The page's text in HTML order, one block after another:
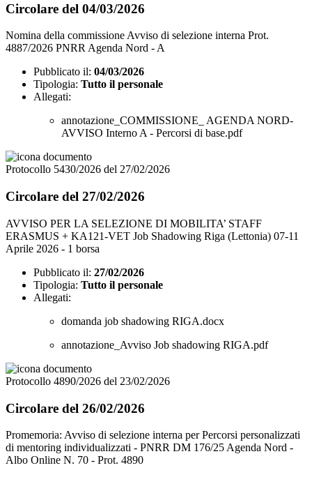
Circolare del 04/03/2026
Nomina della commissione Avviso di selezione interna Prot.
4887/2026 PNRR Agenda Nord - A
Pubblicato il: 04/03/2026
Tipologia: Tutto il personale
Allegati:
annotazione_COMMISSIONE_ AGENDA NORD-
AVVISO Interno A - Percorsi di base.pdf
Protocollo 5430/2026 del 27/02/2026
Circolare del 27/02/2026
AVVISO PER LA SELEZIONE DI MOBILITA’ STAFF
ERASMUS + KA121-VET Job Shadowing Riga (Lettonia) 07-11
Aprile 2026 - 1 borsa
Pubblicato il: 27/02/2026
Tipologia: Tutto il personale
Allegati:
domanda job shadowing RIGA.docx
annotazione_Avviso Job shadowing RIGA.pdf
Protocollo 4890/2026 del 23/02/2026
Circolare del 26/02/2026
Promemoria: Avviso di selezione interna per Percorsi personalizzati
di mentoring individualizzati - PNRR DM 176/25 Agenda Nord -
Albo Online N. 70 - Prot. 4890